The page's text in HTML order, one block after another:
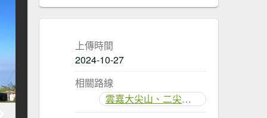
上傳時間
2024-10-27
相關路線
雲嘉大尖山、二尖山步道